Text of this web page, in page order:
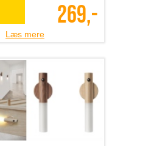
269,-
Læs mere